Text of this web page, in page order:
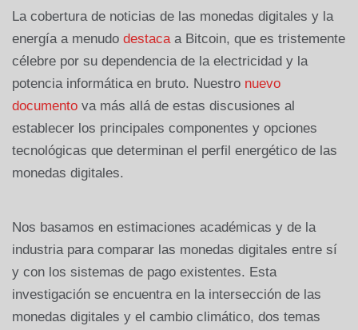
La cobertura de noticias de las monedas digitales y la
energía a menudo destaca a Bitcoin, que es tristemente
célebre por su dependencia de la electricidad y la
potencia informática en bruto. Nuestro nuevo
documento va más allá de estas discusiones al
establecer los principales componentes y opciones
tecnológicas que determinan el perfil energético de las
monedas digitales.
Nos basamos en estimaciones académicas y de la
industria para comparar las monedas digitales entre sí
y con los sistemas de pago existentes. Esta
investigación se encuentra en la intersección de las
monedas digitales y el cambio climático, dos temas